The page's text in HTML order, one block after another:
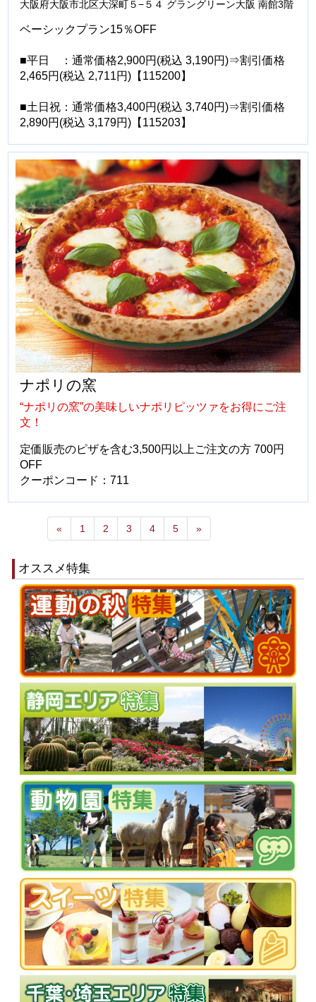
大阪府大阪市北区大深町５−５４ グラングリーン大阪 南館3階
ベーシックプラン15％OFF
■平日 ：通常価格2,900円(税込 3,190円)⇒割引価格
2,465円(税込 2,711円)【115200】
■土日祝：通常価格3,400円(税込 3,740円)⇒割引価格
2,890円(税込 3,179円)【115203】
ナポリの窯
“ナポリの窯”の美味しいナポリピッツァをお得にご注
文！
定価販売のピザを含む3,500円以上ご注文の方 700円
OFF
クーポンコード：711
« 1 2 3 4 5 »
オススメ特集